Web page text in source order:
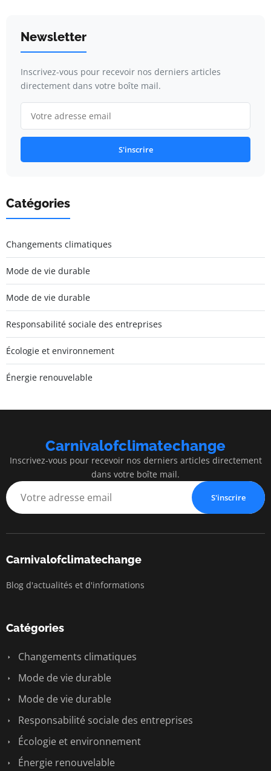
Newsletter
Inscrivez-vous pour recevoir nos derniers articles
directement dans votre boîte mail.
S'inscrire
Catégories
Changements climatiques
Mode de vie durable
Mode de vie durable
Responsabilité sociale des entreprises
Écologie et environnement
Énergie renouvelable
Carnivalofclimatechange
Inscrivez-vous pour recevoir nos derniers articles directement
dans votre boîte mail.
S'inscrire
Carnivalofclimatechange
Blog d'actualités et d'informations
Catégories
Changements climatiques
Mode de vie durable
Mode de vie durable
Responsabilité sociale des entreprises
Écologie et environnement
Énergie renouvelable